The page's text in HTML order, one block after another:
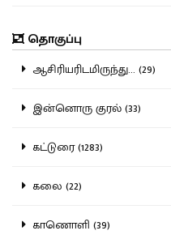
தொகுப்பு
ஆசிரியரிடமிருந்து... (29)
இன்னொரு குரல் (33)
கட்டுரை (1283)
கலை (22)
காணொளி (39)